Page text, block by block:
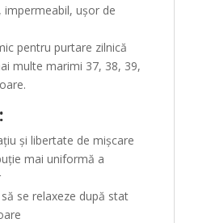
impermeabil, ușor de
pentru purtare zilnică
multe marimi 37, 38, 39,
și libertate de mișcare
mai uniformă a
se relaxeze după stat